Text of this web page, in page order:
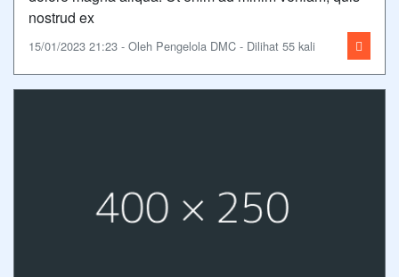
nostrud ex
15/01/2023 21:23 - Oleh Pengelola DMC - Dilihat 55 kali